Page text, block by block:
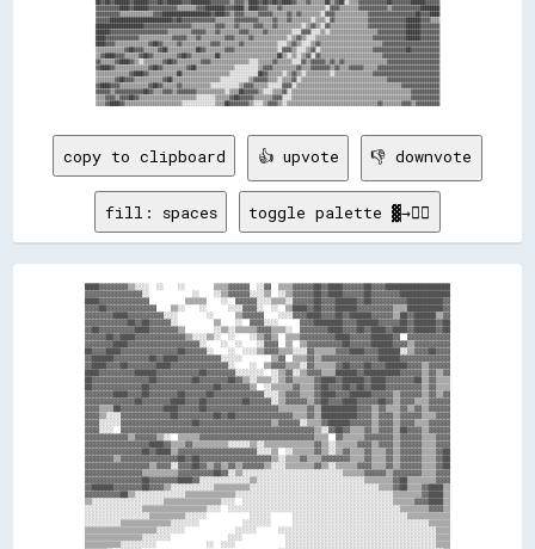
copy to clipboard 👍 upvote 👎 downvote
fill: spaces toggle palette ▓→✊🏽
████▓▓▓▓▓▓▓▓▒▒░░░░  ░░    ░░        ▒▒▒▒▓▓▓▓▓▓  ░░▓▓  ▒▒▒▒▓▓▓▓▓▓██▓▓████▓▓▓▓▓▓██▓▓▓▓██████████████████
▓▓▓▓▓▓▓▓▓▓▓▓▓▓▓▓░░            ░░    ░░▒▒▓▓▓▓▓▓░░░░▒▒  ░░▒▒▓▓▓▓▓▓██▓▓████▓▓▓▓▓▓██▓▓▓▓▓▓▓▓██████████████
████▓▓▓▓▓▓▓▓▓▓▓▓▓▓          ▒▒▒▒▒▒    ░░  ▓▓▓▓▓▓░░░░▒▒▒▒░░▓▓▓▓▓▓██▓▓▓▓██████▓▓██▓▓▓▓▓▓▓▓▓▓██████████▓▓
▓▓▓▓██▓▓▓▓▓▓▓▓▓▓▓▓▓▓    ▒▒░░    ░░      ░░░░▓▓▓▓░░  ░░  ▒▒████▓▓██▓▓▓▓██████▓▓▓▓▓▓▓▓▓▓▒▒▒▒██████████▓▓
▓▓▓▓▓▓▓▓████▓▓▓▓▓▓▓▓▓▓░░░░        ░░      ▒▒▓▓▓▓▓▓    ░░░░▓▓▓▓████▓▓▓▓██▓▓██████▓▓▓▓▓▓▒▒██▓▓██████▒▒▓▓
▓▓▓▓▓▓▓▓▓▓▓▓██▓▓██▓▓▓▓▓▓░░          ▒▒    ░░  ▓▓▓▓░░░░      ▓▓▓▓████████▓▓▓▓██████▓▓▓▓▓▓██▓▓██████▓▓██
▓▓██▓▓▓▓▓▓▓▓▓▓████▓▓▓▓▓▓▓▓▒▒        ░░▒▒░░▒▒▒▒▒▒▓▓▓▓▒▒▒▒░░  ▓▓▓▓▓▓▓▓████▓▓▓▓██▓▓████▓▓████▓▓██████▓▓██
▓▓▓▓▓▓██▓▓████▓▓▓▓▓▓▓▓▓▓▓▓▓▓▒▒░░░░▒▒░░  ░░    ░░▒▒▓▓▒▒  ▒▒▒▒▓▓▓▓▓▓▓▓▓▓████▓▓▓▓▓▓██████▓▓  ▓▓▓▓▓▓▓▓▓▓▓▓
▓▓▓▓▓▓▓▓████▓▓▓▓▓▓▓▓▓▓▓▓▓▓▓▓▓▓▓▓░░    ░░  ░░    ░░▓▓▓▓  ▒▒  ▒▒▓▓▓▓▓▓▓▓▓▓██▓▓▓▓▓▓██████▓▓▓▓▒▒▓▓▓▓▓▓▓▓▓▓
██▓▓▓▓████▓▓▓▓▓▓▓▓▓▓▓▓▓▓▓▓██▓▓▓▓▓▓░░    ░░  ░░░░▒▒▓▓▓▓▒▒▒▒░░░░▓▓▒▒▒▒▒▒▓▓▓▓████▓▓▓▓██████░░▒▒▓▓▓▓██▓▓▓▓
▓▓██████▓▓▓▓▓▓▓▓▓▓██▓▓████▓▓▓▓▓▓▓▓▓▓▓▓░░░░░░        ▒▒▓▓  ▒▒▒▒▓▓▒▒▓▓▓▓▓▓▓▓▓▓▓▓▓▓▓▓██████▓▓▓▓▓▓▓▓▓▓▓▓▓▓
▓▓████▓▓▓▓██▓▓▓▓▓▓▓▓████▓▓▓▓▓▓▓▓▓▓▓▓▓▓▓▓░░    ░░  ▒▒▓▓▓▓▒▒▒▒░░▓▓▒▒▒▒▒▒▓▓██▓▓▓▓██▓▓▓▓██████▓▓▓▓▒▒▓▓▓▓▓▓
████▓▓▓▓▓▓▓▓▓▓██████▓▓▓▓▓▓▓▓▓▓▓▓██▓▓▓▓▓▓▓▓░░░░░░░░  ░░▒▒▓▓░░▒▒▓▓▓▓▒▒▒▒██████▓▓██████████▓▓▓▓▓▓▒▒▓▓▒▒▓▓
██▓▓▓▓▓▓▓▓▓▓▓▓▓▓▓▓██▓▓▓▓▓▓▓▓▓▓██▓▓▓▓▓▓▓▓██▓▓▒▒░░▒▒▒▒░░▒▒▓▓▒▒▒▒▒▒▓▓████▓▓██████▓▓████▓▓▓▓▓▓▓▓██▒▒▓▓▒▒▒▒
██▓▓▓▓▓▓▓▓▓▓▓▓▓▓██▓▓▓▓▓▓▓▓▓▓▓▓▓▓▓▓▓▓██▓▓▓▓▓▓▓▓▒▒  ░░▒▒▒▒▒▒▓▓▒▒▒▒▓▓██▓▓▓▓██▓▓██▓▓████▓▓▓▓▓▓▓▓▓▓▒▒▓▓▒▒▒▒
▓▓▓▓▓▓▓▓████▓▓▓▓██▓▓▓▓▓▓▓▓██▓▓▓▓▓▓██▓▓▓▓▓▓▓▓▓▓▓▓▓▓░░░░▒▒▓▓▓▓▒▒▒▒▓▓████▓▓▓▓██████▓▓▓▓▓▓▒▒▓▓▓▓▓▓▒▒▓▓▒▒▓▓
▓▓▓▓▓▓▓▓▓▓▓▓▓▓██▓▓▓▓▓▓▓▓████▓▓▓▓██▓▓▓▓▓▓▓▓▓▓██▓▓▓▓▓▓░░▒▒▓▓▓▓▓▓▒▒▓▓██▓▓▓▓████▓▓▓▓▓▓██▓▓▒▒▓▓▓▓▒▒▒▒▓▓▓▓▓▓
▓▓▓▓▒▒▒▒██▓▓▓▓▓▓▓▓▓▓▓▓████▓▓▓▓▓▓██▓▓▓▓▓▓▓▓▓▓▓▓▓▓▓▓▓▓▓▓▒▒▒▒▒▒▒▒▓▓▒▒██████████▓▓▓▓▒▒▓▓▒▒▒▒▓▓▒▒▓▓▒▒▓▓▓▓▓▓
▓▓▓▓▒▒░░░░▓▓▓▓▓▓▓▓▓▓▓▓▓▓██▓▓▓▓▓▓▓▓▓▓██▓▓██▓▓▓▓▓▓▓▓▓▓▓▓▓▓▓▓▒▒▒▒▓▓▒▒██████████▓▓▓▓▒▒▓▓▓▓▒▒▓▓▓▓▓▓▒▒▒▒▓▓▓▓
▓▓▓▓░░░░░░▓▓▓▓▓▓▓▓▓▓▓▓▓▓▓▓▓▓▓▓██▓▓▓▓▓▓▓▓▓▓▓▓▓▓▓▓▓▓▓▓▒▒▓▓▓▓▓▓░░▒▒▒▒▓▓██████▓▓▓▓▓▓▒▒▓▓▓▓▒▒▓▓▓▓▒▒▒▒▓▓▓▓▓▓
▓▓▓▓░░░░  ▓▓▓▓▓▓▓▓▓▓▓▓▓▓▓▓▓▓▓▓▓▓▓▓▓▓▓▓▓▓▓▓▓▓▓▓▓▓▓▓▓▓▓▓▓▓▓▓▓▓▓▓▓▓▒▒░░▓▓██▓▓▒▒▒▒▓▓▒▒▓▓▓▓▒▒██▓▓▓▓▒▒▓▓▓▓▓▓
▓▓▓▓▓▓▓▓▓▓▓▓▒▒▓▓▓▓▓▓▒▒░░  ▒▒▒▒▒▒▓▓▓▓▓▓▓▓▓▓▓▓▓▓▓▓▓▓▓▓▓▓▓▓▓▓▓▓▓▓▓▓▒▒▒▒  ▓▓▒▒▒▒▒▒▓▓▓▓▓▓▓▓▒▒▓▓▓▓▓▓▒▒▒▒▓▓▓▓
▓▓▓▓▓▓▓▓▓▓▓▓▓▓▓▓▓▓████▓▓▒▒▒▒▓▓▒▒▒▒▒▒▒▒▒▒░░░░░░▒▒░░▒▒▒▒▒▒▒▒▒▒▒▒▒▒▓▓▒▒░░▒▒▒▒▒▒▓▓▓▓▒▒▓▓▓▓▒▒▓▓▓▓▓▓▒▒▒▒▓▓▓▓
▓▓▓▓▓▓▓▓▓▓▓▓▓▓▓▓██▓▓████▒▒▓▓▓▓▓▓▓▓▓▓▓▓▓▓▓▓▓▓▓▓▓▓░░░░▒▒  ░░▒▒▒▒▒▒▓▓▒▒░░▒▒▓▓▒▒▒▒▓▓▒▒▒▒▓▓▒▒▓▓▓▓▓▓▒▒▒▒▓▓██
▓▓▓▓▓▓▓▓▒▒▓▓▓▓▓▓▓▓▓▓▓▓▓▓▓▓██▓▓██▓▓▓▓▓▓▓▓▓▓▓▓▓▓▓▓▓▓▓▓▒▒░░▒▒▒▒▓▓▒▒▒▒▓▓▓▓▓▓▓▓▒▒▒▒▓▓▒▒▒▒▓▓▒▒▓▓▓▓▓▓▒▒▒▒▓▓██
▓▓▓▓▓▓▓▓▓▓▓▓▓▓▓▓▓▓▒▒▓▓▓▓░░▓▓▓▓██▓▓▒▒▓▓▒▒▓▓▒▒▓▓▓▓▓▓▒▒░░░░▒▒▒▒▒▒▒▒▓▓▒▒░░▒▒▒▒▒▒▓▓▓▓▒▒▒▒▓▓▒▒▓▓▓▓▓▓▒▒▒▒▓▓██
▓▓▓▓▓▓▓▓▓▓▓▓▓▓▓▓▒▒▒▒▒▒▒▒▒▒▓▓▓▓▓▓▓▓▓▓██▓▓░░▒▒░░░░░░░░░░░░░░░░░░░░░░░░░░░░▒▒▒▒▒▒▓▓▓▓▓▓▒▒▓▓▓▓▓▓▓▓▒▒▒▒▓▓▓▓
▓▓▓▓▓▓▓▓▓▓▓▓▓▓▓▓██▓▓▓▓▓▓▓▓████▓▓░░░░░░░░░░░░░░▒▒░░░░░░░░░░░░░░░░░░░░░░░░░░░░░░▒▒▒▒▒▒▒▒▓▓██▒▒▒▒▒▒▒▒▓▓▓▓
▓▓██████▓▓▓▓▓▓▓▓██▓▓▓▓▒▒░░░░░░░░░░░░▒▒▒▒▒▒▒▒▒▒░░░░░░░░░░░░░░░░░░░░░░░░░░░░░░░░░░░░▒▒▒▒▓▓██▒▒▒▒▓▓████▒▒
▓▓▓▓▓▓▓▓▓▓██▒▒░░░░░░░░░░░░░░▒▒▒▒▒▒▒▒▒▒▒▒▒▒░░░░░░░░░░░░░░░░░░░░░░░░░░░░░░░░░░░░░░░░░░░░▒▒▒▒▒▒▒▒▓▓████▒▒
▒▒░░░░░░░░░░░░░░░░░░░░▒▒▒▒▒▒▒▒▒▒▒▒▒▒▒▒░░░░  ░░░░░░░░░░░░░░░░░░░░░░░░░░░░░░░░░░░░░░░░░░▒▒▒▒▒▒▓▓▓▓████▒▒
░░░░░░░░░░░░░░░░▒▒▒▒▒▒▒▒▒▒▒▒▒▒▒▒▒▒░░░░  ░░░░░░░░░░░░░░░░░░░░░░░░░░░░░░░░░░░░░░░░░░░░░░░░▒▒▒▒▒▒▒▒▓▓▓▓▒▒
░░░░░░░░░░░░░░░░░░▒▒▒▒▒▒▒▒▒▒░░░░░░            ░░░░░░      ░░░░░░░░░░░░░░░░░░░░░░░░░░░░░░░░▒▒▒▒▒▒▒▒▒▒▒▒
░░░░░░░░░░▒▒▒▒▒▒▒▒▒▒▒▒▒▒░░░░░░░░            ░░░░░░░░      ░░░░░░░░░░░░░░░░░░░░░░░░░░░░░░░░░░░░░░▒▒▒▒▒▒
▒▒▒▒▒▒▒▒▒▒▒▒▒▒▒▒▒▒▒▒░░░░░░░░              ░░░░░░      ░░░░░░░░░░░░░░░░░░░░░░░░░░░░░░░░░░░░░░░░░░░░▒▒▒▒
▒▒▒▒▒▒▒▒▒▒▒▒▒▒▒▒░░░░░░░░                ░░░░            ░░░░░░░░░░░░░░░░░░░░░░░░░░░░░░░░░░░░░░░░░░▒▒▒▒
▒▒▒▒▒▒▒▒▒▒░░░░░░░░░░              ░░  ░░░░              ░░░░░░░░░░░░░░░░░░░░░░░░░░░░░░░░░░░░░░░░░░▒▒▒▒